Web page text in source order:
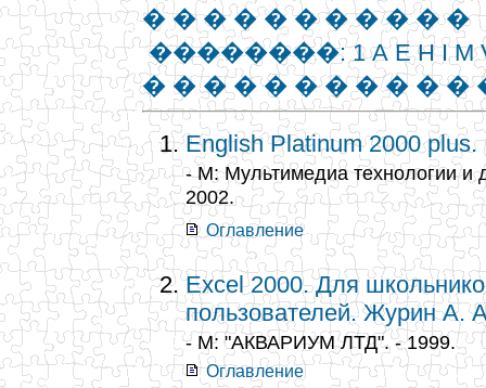
� � � � � � � � � � �
��������: 1 A E H I M
� � � � � � � � � � �
English Platinum 2000 plus.
- М: Мультимедиа технологии и
2002.
Оглавление
Excel 2000. Для
пользователей. Журин А.
- М: "АКВАРИУМ ЛТД". - 1999.
Оглавление